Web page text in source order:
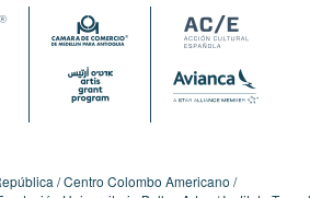
Centro Colombo Americano